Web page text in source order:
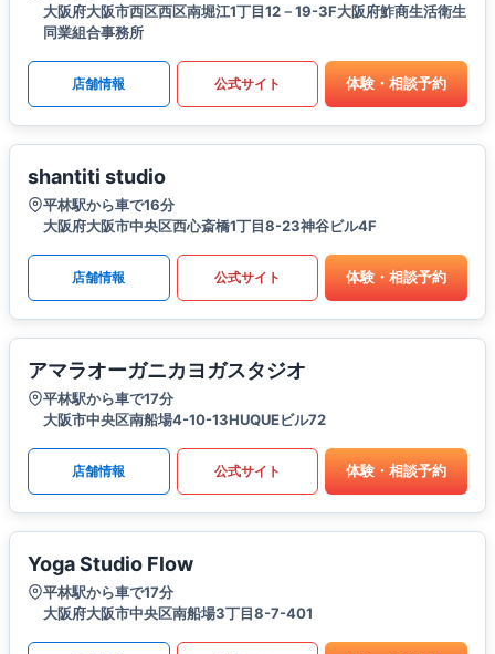
大阪府大阪市西区西区南堀江1丁目12－19-3F大阪府鮓商生活衛生
同業組合事務所
店舗情報 公式サイト 体験・相談予約
shantiti studio
平林駅から車で16分
大阪府大阪市中央区西心斎橋1丁目8-23神谷ビル4F
店舗情報 公式サイト 体験・相談予約
アマラオーガニカヨガスタジオ
平林駅から車で17分
大阪市中央区南船場4-10-13HUQUEビル72
店舗情報 公式サイト 体験・相談予約
Yoga Studio Flow
平林駅から車で17分
大阪府大阪市中央区南船場3丁目8-7-401